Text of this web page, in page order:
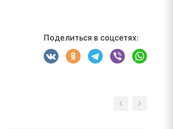
Поделиться в соцсетях: